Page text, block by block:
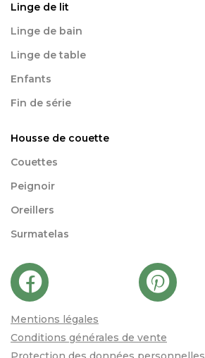
Linge de lit
Linge de bain
Linge de table
Enfants
Fin de série
Housse de couette
Couettes
Peignoir
Oreillers
Surmatelas
Mentions légales
Conditions générales de vente